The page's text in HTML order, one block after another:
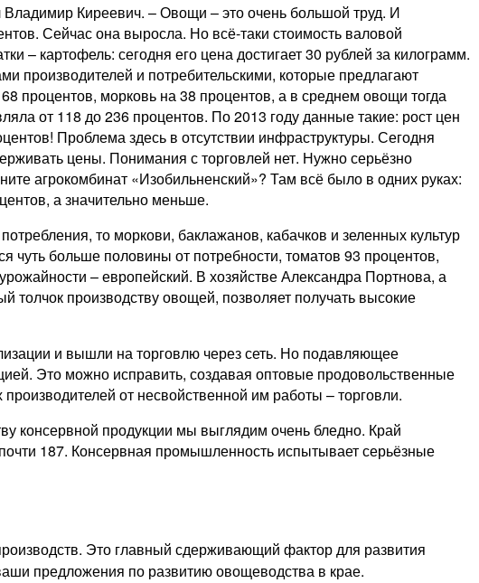
Киреевич. – Овощи – это очень большой труд. И
Сейчас она выросла. Но всё-таки стоимость валовой
– картофель: сегодня его цена достигает 30 рублей за килограмм.
производителей и потребительскими, которые предлагают
процентов, морковь на 38 процентов, а в среднем овощи тогда
от 118 до 236 процентов. По 2013 году данные такие: рост цен
Проблема здесь в отсутствии инфраструктуры. Сегодня
цены. Понимания с торговлей нет. Нужно серьёзно
агрокомбинат «Изобильненский»? Там всё было в одних руках:
а значительно меньше.
то моркови, баклажанов, кабачков и зеленных культур
больше половины от потребности, томатов 93 процентов,
– европейский. В хозяйстве Александра Портнова, а
производству овощей, позволяет получать высокие
и вышли на торговлю через сеть. Но подавляющее
Это можно исправить, создавая оптовые продовольственные
от несвойственной им работы – торговли.
консервной продукции мы выглядим очень бледно. Край
187. Консервная промышленность испытывает серьёзные
Это главный сдерживающий фактор для развития
предложения по развитию овощеводства в крае.